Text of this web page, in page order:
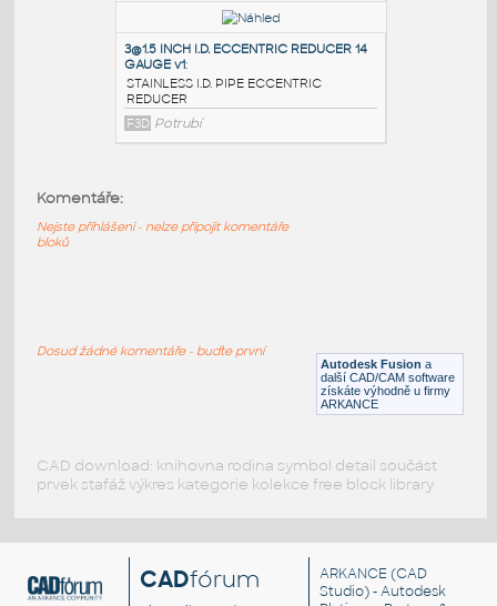
STAINLESS I.D. PIPE ECCENTRIC
REDUCER
F3D Potrubí
3@2 INCH I.D. ECCENTRIC REDUCER 14
F3D Potrubí
STAINLESS I.D. PIPE ECCENTRIC
REDUCER
Autodesk Fusion a
další CAD/CAM software
získáte výhodně u firmy
ARKANCE
Komentáře:
Nejste přihlášeni - nelze připojit komentáře
bloků
Dosud žádné komentáře - buďte první
CAD download: knihovna rodina symbol detail součást
prvek stafáž výkres kategorie kolekce free block library
CADfórum ARKANCE (CAD
Studio) - Autodesk